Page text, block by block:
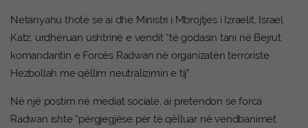
Netanyahu thotë se ai dhe Ministri i Mbrojtjes i Izraelit, Israel
Katz, urdhëruan ushtrinë e vendit “të godasin tani në Bejrut
komandantin e Forcës Radwan në organizatën terroriste
Hezbollah me qëllim neutralizimin e tij”.
Në një postim në mediat sociale, ai pretendon se forca
Radwan ishte “përgjegjëse për të qëlluar në vendbanimet